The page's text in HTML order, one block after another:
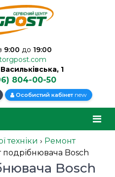
9:00 до 19:00
1
804-00-50
Особистий кабінет new
техніки › Ремонт
подрібнювача Bosch
Bosch